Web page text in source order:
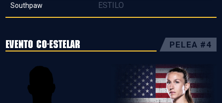
Southpaw ESTILO
EVENTO CO-ESTELAR PELEA #4